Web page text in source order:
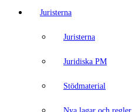
Juristerna
Juristerna
Juridiska PM
Stödmaterial